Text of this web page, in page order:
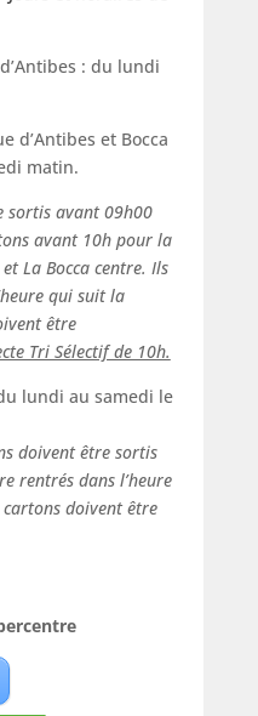
: du lundi
d’Antibes et Bocca
matin.
sortis avant 09h00
avant 10h pour la
La Bocca centre. Ils
qui suit la
être
Tri Sélectif de 10h.
lundi au samedi le
doivent être sortis
rentrés dans l’heure
doivent être